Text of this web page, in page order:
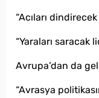
“Acıları
“Yaraları saracak
Avrupa’dan da
“Avrasya